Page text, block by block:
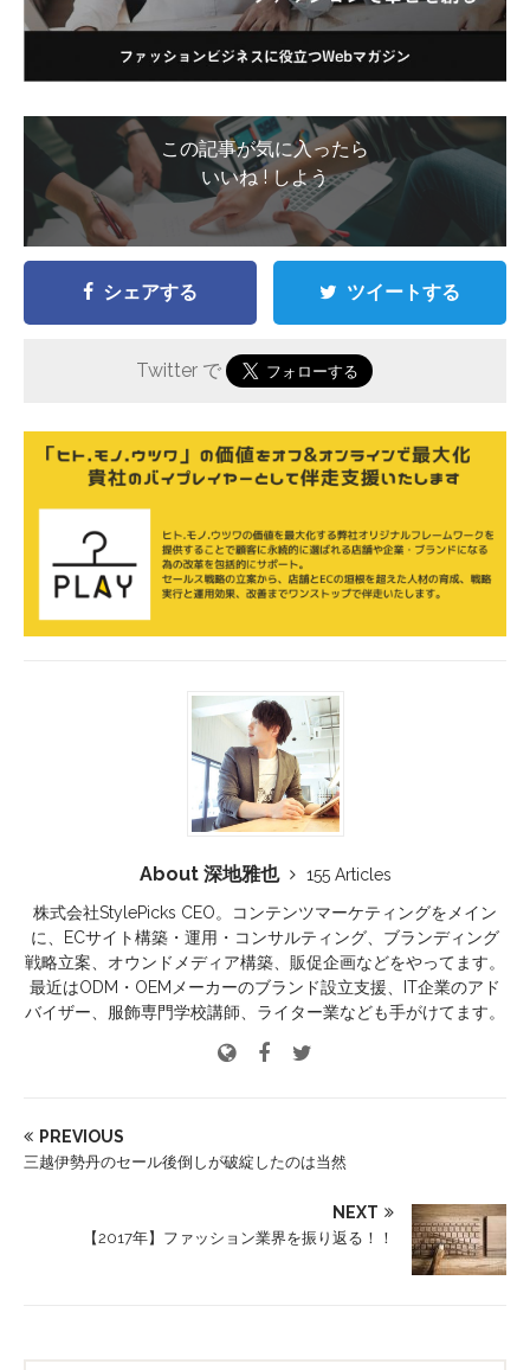
この記事が気に入ったら
いいね ! しよう
シェアする ツイートする
Twitter で
About 深地雅也
155 Articles
株式会社StylePicks CEO。コンテンツマーケティングをメイン
に、ECサイト構築・運用・コンサルティング、ブランディング
戦略立案、オウンドメディア構築、販促企画などをやってます。
最近はODM・OEMメーカーのブランド設立支援、IT企業のアド
バイザー、服飾専門学校講師、ライター業なども手がけてます。
PREVIOUS
三越伊勢丹のセール後倒しが破綻したのは当然
NEXT
【2017年】ファッション業界を振り返る！！